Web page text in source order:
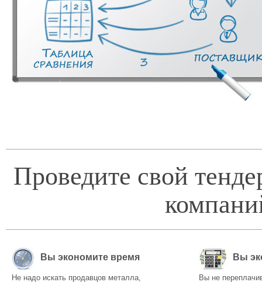
Проведите свой
Вы экономите время
Не надо искать продавцов металла,
Вы
Вы не